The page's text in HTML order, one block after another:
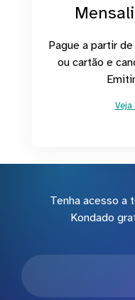
Pague a partir
ou cartão e
Tenha acesso a
Kondado